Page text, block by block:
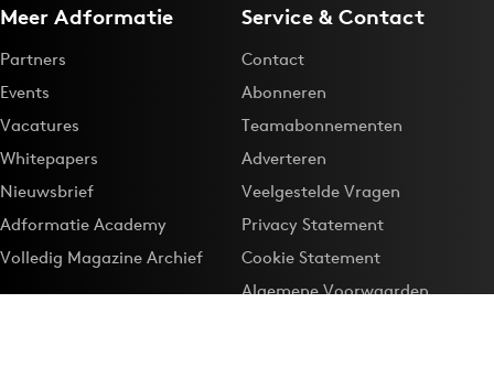
Meer Adformatie
Partners
Events
Vacatures
Whitepapers
Nieuwsbrief
Adformatie Academy
Volledig Magazine Archief
Service & Contact
Contact
Abonneren
Teamabonnementen
Adverteren
Veelgestelde Vragen
Privacy Statement
Cookie Statement
Algemene Voorwaarden